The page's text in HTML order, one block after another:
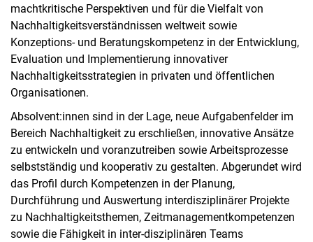
machtkritische Perspektiven und für die Vielfalt von
Nachhaltigkeitsverständnissen weltweit sowie
Konzeptions- und Beratungskompetenz in der Entwicklung,
Evaluation und Implementierung innovativer
Nachhaltigkeitsstrategien in privaten und öffentlichen
Organisationen.
Absolvent:innen sind in der Lage, neue Aufgabenfelder im
Bereich Nachhaltigkeit zu erschließen, innovative Ansätze
zu entwickeln und voranzutreiben sowie Arbeitsprozesse
selbstständig und kooperativ zu gestalten. Abgerundet wird
das Profil durch Kompetenzen in der Planung,
Durchführung und Auswertung interdisziplinärer Projekte
zu Nachhaltigkeitsthemen, Zeitmanagementkompetenzen
sowie die Fähigkeit in inter-disziplinären Teams